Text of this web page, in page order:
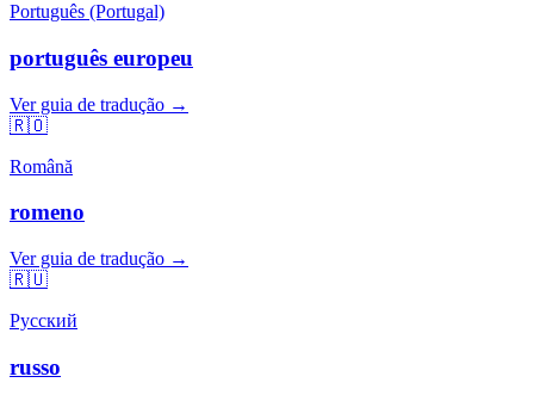
Português (Portugal)
português europeu
Ver guia de tradução →
🇷🇴
Română
romeno
Ver guia de tradução →
🇷🇺
Русский
russo